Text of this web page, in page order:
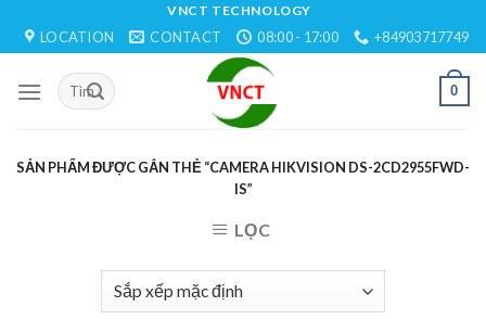
VNCT TECHNOLOGY
LOCATION CONTACT 08:00 - 17:00 +84903717749
0
SẢN PHẨM ĐƯỢC GẮN THẺ “CAMERA HIKVISION DS-2CD2955FWD-
IS”
LỌC